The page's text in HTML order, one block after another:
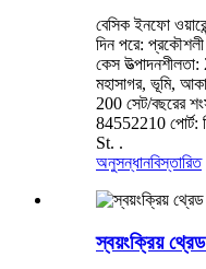
বেসিক ইনফো
দিন পরে: প্রকৌশলী
কেস
মহাসাগর, ভূমি,
200 সেট/বছরের
84552210 পোর্ট:
St. .
অনুসন্ধানবিস্তারিত
স্বয়ংক্রিয়